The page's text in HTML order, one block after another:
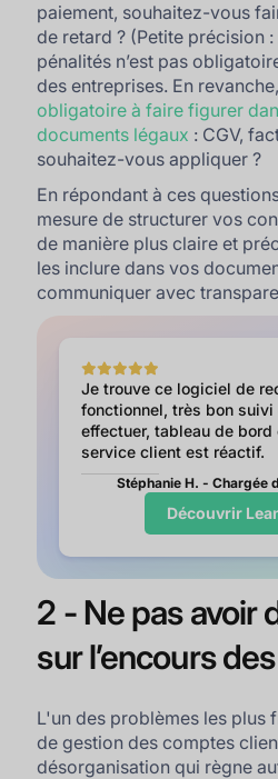
paiement, souhaitez-vous
de retard ? (Petite précision
pénalités n’est pas
des entreprises. En
obligatoire à faire figurer
documents légaux : CGV,
souhaitez-vous appliquer ?
En répondant à ces
mesure de structurer vos
de manière plus claire et
les inclure dans vos
communiquer avec
Je trouve ce logiciel de
fonctionnel, très bon suivi
effectuer, tableau de
service client est réactif.
Stéphanie H. - Chargée
Découvrir
2 - Ne pas avoir
sur l’encours
L'un des problèmes les plus
de gestion des comptes
désorganisation qui règne